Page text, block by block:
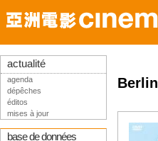
Berlin
actualité
agenda
dépêches
éditos
mises à jour
base de données